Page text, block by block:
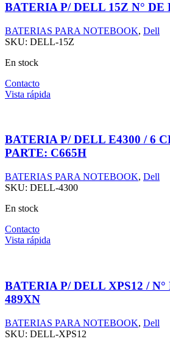
BATERIA P/ DELL 15Z N° DE
BATERIAS PARA NOTEBOOK, Dell
SKU: DELL-15Z
En stock
Contacto
Vista rápida
BATERIA P/ DELL E4300 / 6
PARTE: C665H
BATERIAS PARA NOTEBOOK, Dell
SKU: DELL-4300
En stock
Contacto
Vista rápida
BATERIA P/ DELL XPS12 / N°
489XN
BATERIAS PARA NOTEBOOK, Dell
SKU: DELL-XPS12